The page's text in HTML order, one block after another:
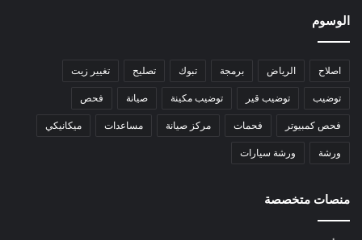
الوسوم
اصلاح الرياض برمجة تبوك تصليح تغيير زيت
توضيب توضيب قير توضيب مكينة صيانة فحص
فحص كمبيوتر فحمات مركز صيانة مساعدات ميكانيكي
ورشة ورشة سيارات
منصات متخصصة